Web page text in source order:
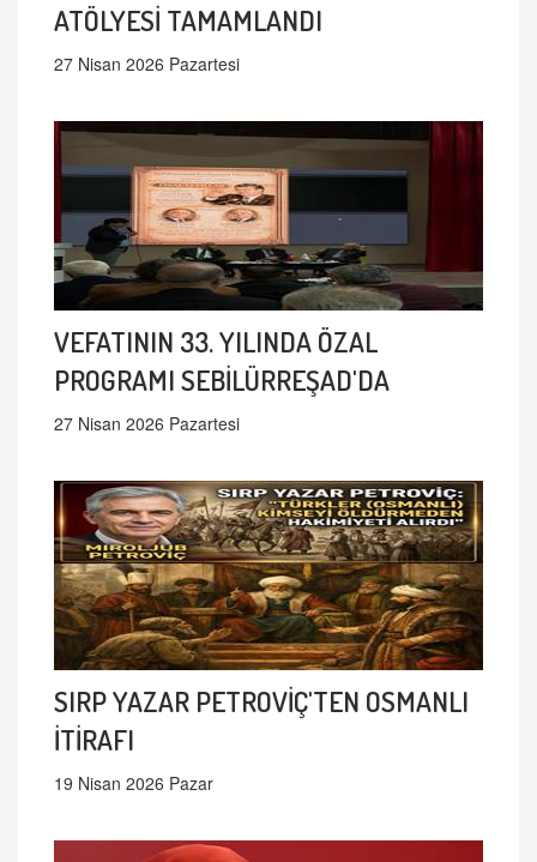
ATÖLYESİ TAMAMLANDI
27 Nisan 2026 Pazartesi
VEFATININ 33. YILINDA ÖZAL
PROGRAMI SEBİLÜRREŞAD'DA
27 Nisan 2026 Pazartesi
SIRP YAZAR PETROVİÇ'TEN OSMANLI
İTİRAFI
19 Nisan 2026 Pazar